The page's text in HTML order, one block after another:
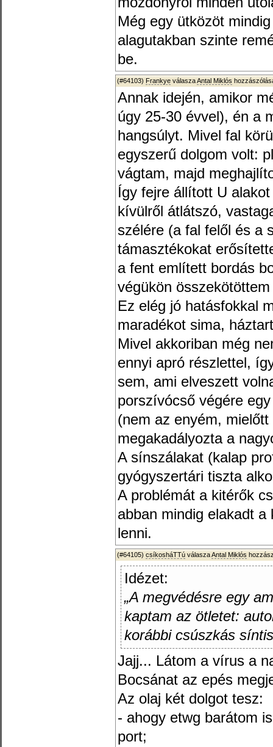
Még egy ütközöt
alagutakban szinte
be.
(#64103) Frankye válaszaAntal Miklós
Annak idején, amikor
úgy 25-30 évvel), én a
hangsúlyt. Mivel fal
egyszerű dolgom volt:
vágtam, majd
Így fejre állított U
kívülről átlátszó,
szélére (a fal felől és a
támasztékokat
a fent említett bordás
végükön
Ez elég jó hatásfokkal
maradékot sima,
Mivel akkoriban még
ennyi apró részlettel,
sem, ami elveszett
porszívócső végére
(nem az enyém,
megakadályozta a
A sínszálakat (kalap
gyógyszertári tiszta
A problémát a kitérők
abban mindig elakadt
lenni.
(#64105) csíkosháTTú válaszaAntal Miklós
Idézet:
„A megvédésre egy
kaptam az ötletet:
korábbi csúszkás
Jajj... Látom a vírus a
Bocsánat az epés
Az olaj két dolgot tesz:
- ahogy etwg barátom
port;